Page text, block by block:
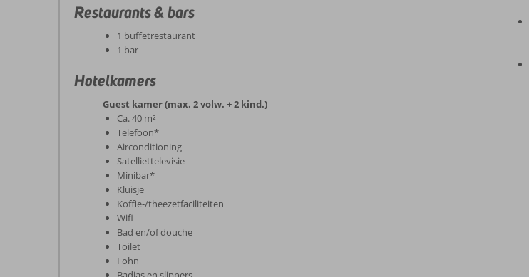
Restaurants & bars
1 buffetrestaurant
1 bar
Hotelkamers
Guest kamer (max. 2 volw. + 2 kind.)
Ca. 40 m²
Telefoon*
Airconditioning
Satelliettelevisie
Minibar*
Kluisje
Koffie-/theezetfaciliteiten
Wifi
Bad en/of douche
Toilet
Föhn